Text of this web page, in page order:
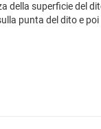
superficie del
punta del dito e